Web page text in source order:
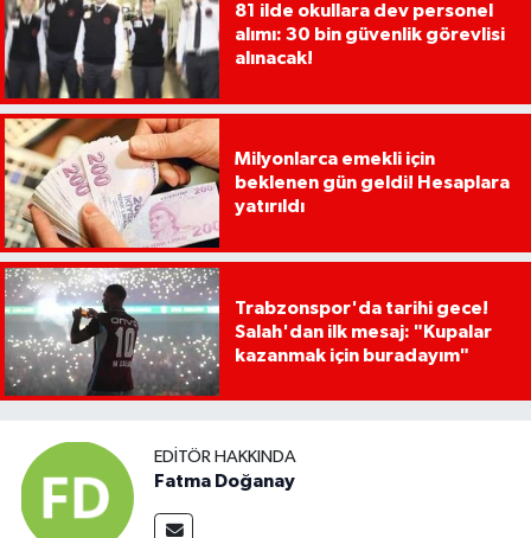
81 ilde okullara dev personel
alımı: 30 bin güvenlik görevlisi
alınacak!
Milyonlarca emekli için
beklenen gün geldi! Hesaplara
yatırıldı
Trabzonspor'da tarihi gece!
Salah'dan ilk mesaj: "Kupalar
kazanmak için buradayım"
EDITÖR HAKKINDA
Fatma Doğanay